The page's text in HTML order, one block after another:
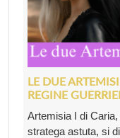
LE DUE
REGINE
Artemisia I di
stratega astuta, si